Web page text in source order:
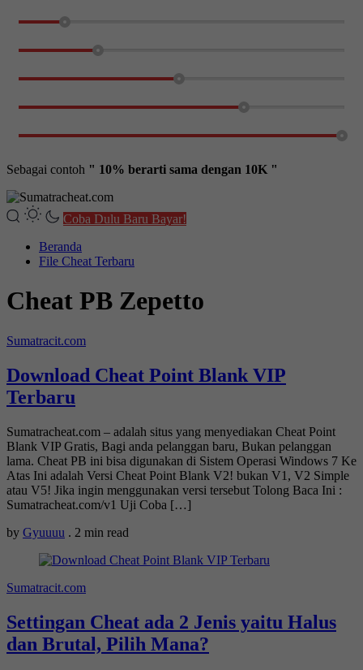
Sebagai contoh " 10% berarti sama dengan 10K "
Coba Dulu Baru Bayar!
Beranda
File Cheat Terbaru
Cheat PB Zepetto
Sumatracit.com
Download Cheat Point Blank VIP
Terbaru
Sumatracheat.com – adalah situs yang menyediakan Cheat Point
Blank VIP Gratis, Bagi anda pelanggan baru, Bukan pelanggan
lama. Cheat PB ini bisa digunakan di Sistem Operasi Windows 7 Ke
Atas Ini adalah Versi Cheat Point Blank V2! bukan V1, V2 Simple
atau V5! Jika ingin menggunakan versi tersebut Tolong Baca Ini :
Sumatracheat.com/v1 Uji Coba […]
by Gyuuuu . 2 min read
Sumatracit.com
Settingan Cheat ada 2 Jenis yaitu Halus
dan Brutal, Pilih Mana?